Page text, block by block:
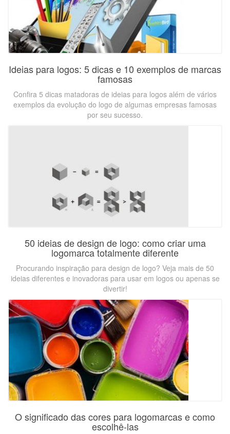
Ideias para logos: 5 dicas e 10 exemplos de marcas
famosas
Confira 5 dicas matadoras de ideias para logos além de vários
exemplos da evolução do logo de algumas empresas famosas
por seu sucesso.
50 ideias de design de logo: como criar uma
logomarca totalmente diferente
Procurando inspiração para design de logo? Veja mais de 50
ideias diferentes e inovadoras para usar em logos ou apenas se
divertir!
O significado das cores para logomarcas e como
escolhê-las